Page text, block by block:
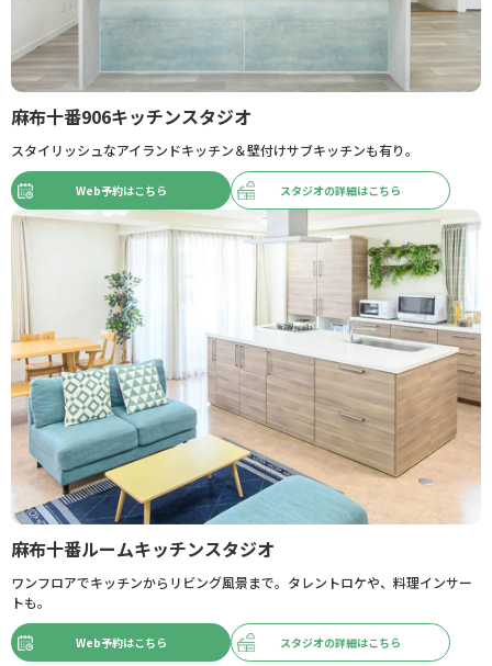
麻布十番906キッチンスタジオ
スタイリッシュなアイランドキッチン＆壁付けサブキッチンも有り。
Web予約はこちら スタジオの詳細はこちら
麻布十番ルームキッチンスタジオ
ワンフロアでキッチンからリビング風景まで。タレントロケや、料理インサー
トも。
Web予約はこちら スタジオの詳細はこちら